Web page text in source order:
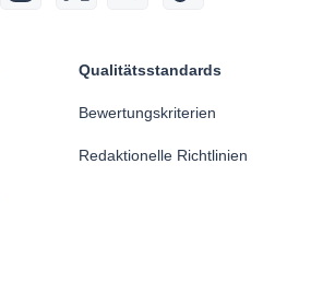
Qualitätsstandards
Bewertungskriterien
Redaktionelle Richtlinien